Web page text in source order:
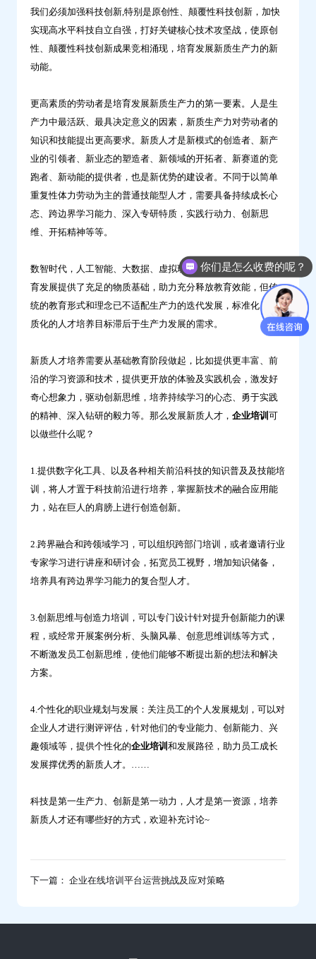
我们必须加强科技创新,特别是原创性、颠覆性科技创新，加快
实现高水平科技自立自强，打好关键核心技术攻坚战，使原创
性、颠覆性科技创新成果竞相涌现，培育发展新质生产力的新
动能。
更高素质的劳动者是培育发展新质生产力的第一要素。人是生
产力中最活跃、最具决定意义的因素，新质生产力对劳动者的
知识和技能提出更高要求。新质人才是新模式的创造者、新产
业的引领者、新业态的塑造者、新领域的开拓者、新赛道的竞
跑者、新动能的提供者，也是新优势的建设者。不同于以简单
重复性体力劳动为主的普通技能型人才，需要具备持续成长心
态、跨边界学习能力、深入专研特质，实践行动力、创新思
维、开拓精神等等。
数智时代，人工智能、大数据、虚拟现实等高科技的应用为教
育发展提供了充足的物质基础，助力充分释放教育效能，但传
统的教育形式和理念已不适配生产力的迭代发展，标准化、同
质化的人才培养目标滞后于生产力发展的需求。
新质人才培养需要从基础教育阶段做起，比如提供更丰富、前
沿的学习资源和技术，提供更开放的体验及实践机会，激发好
奇心想象力，驱动创新思维，培养持续学习的心态、勇于实践
的精神、深入钻研的毅力等。那么发展新质人才， 企业培训 可
以做些什么呢？
1.提供数字化工具、以及各种相关前沿科技的知识普及及技能培
训，将人才置于科技前沿进行培养，掌握新技术的融合应用能
力，站在巨人的肩膀上进行创造创新。
2.跨界融合和跨领域学习，可以组织跨部门培训，或者邀请行业
专家学习进行讲座和研讨会，拓宽员工视野，增加知识储备，
培养具有跨边界学习能力的复合型人才。
3.创新思维与创造力培训，可以专门设计针对提升创新能力的课
程，或经常开展案例分析、头脑风暴、创意思维训练等方式，
不断激发员工创新思维，使他们能够不断提出新的想法和解决
方案。
4.个性化的职业规划与发展：关注员工的个人发展规划，可以对
企业人才进行测评评估，针对他们的专业能力、创新能力、兴
趣领域等，提供个性化的企业培训 和发展路径，助力员工成长
发展撑优秀的新质人才。……
科技是第一生产力、创新是第一动力，人才是第一资源，培养
新质人才还有哪些好的方式，欢迎补充讨论~
下一篇： 企业在线培训平台运营挑战及应对策略
你们是怎么收费的呢？